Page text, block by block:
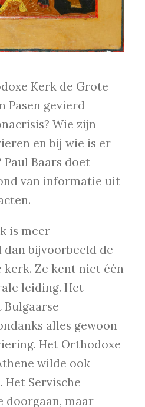
Kerk de Grote
Pasen gevierd
Wie zijn
en bij wie is er
Paul Baars doet
van informatie uit
is meer
bijvoorbeeld de
Ze kent niet één
leiding. Het
Bulgaarse
alles gewoon
Het Orthodoxe
wilde ook
Het Servische
maar